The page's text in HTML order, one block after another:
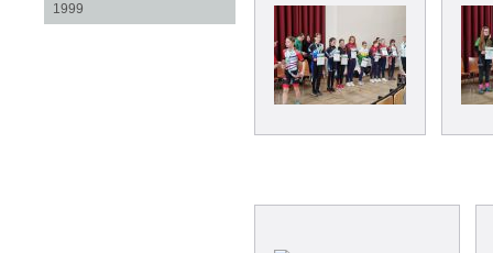
1999